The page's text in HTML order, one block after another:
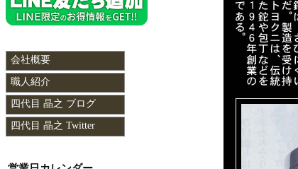
会社概要
職人紹介
四代目 晶之 ブログ
四代目 晶之 Twitter